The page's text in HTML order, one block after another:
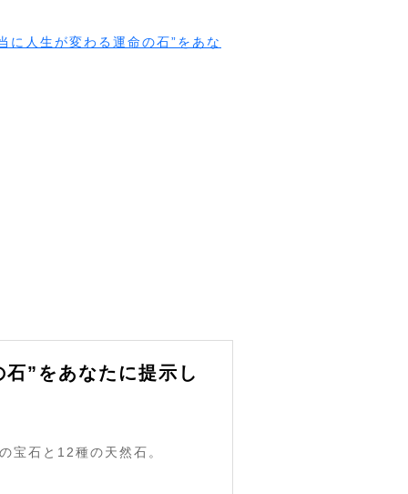
に人生が変わる運命の石”をあな
”をあなたに提示し
宝石と12種の天然石。